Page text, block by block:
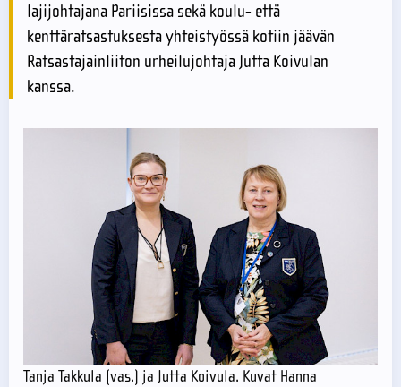
lajijohtajana Pariisissa sekä koulu- että
kenttäratsastuksesta yhteistyössä kotiin jäävän
Ratsastajainliiton urheilujohtaja Jutta Koivulan
kanssa.
Tanja Takkula (vas.) ja Jutta Koivula. Kuvat Hanna